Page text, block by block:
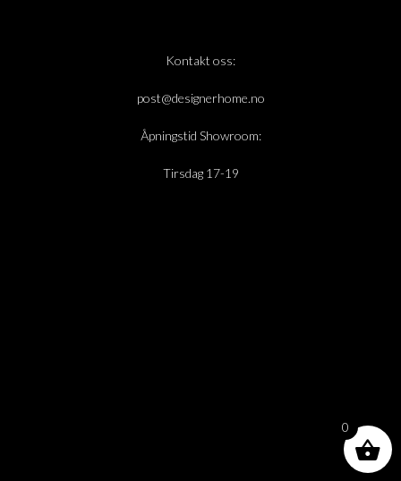
Kontakt oss:
post@designerhome.no
Åpningstid Showroom:
Tirsdag 17-19
0